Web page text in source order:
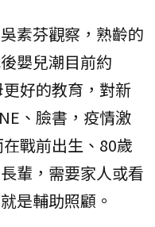
素芬觀察，熟齡的
嬰兒潮目前約
好的教育，對新
、臉書，疫情激
戰前出生、80歲
輩，需要家人或看
是輔助照顧。